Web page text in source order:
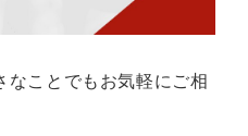
なことでもお気軽にご相